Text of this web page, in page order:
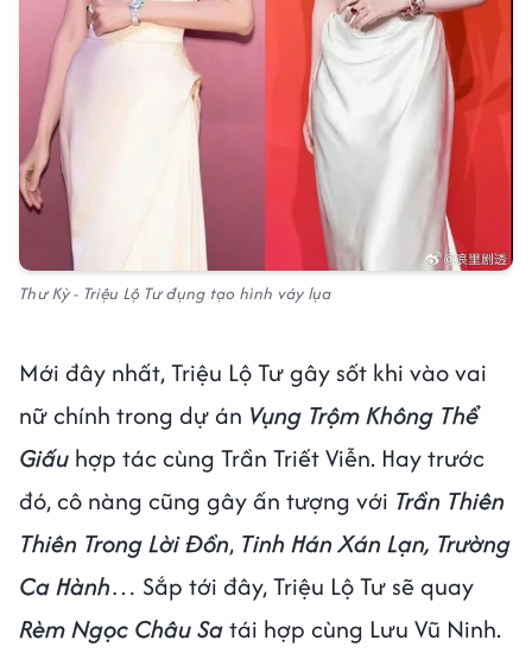
Thư Kỳ - Triệu Lộ Tư đụng tạo hình váy lụa
Mới đây nhất, Triệu Lộ Tư gây sốt khi vào vai
nữ chính trong dự án Vụng Trộm Không Thể
Giấu hợp tác cùng Trần Triết Viễn. Hay trước
đó, cô nàng cũng gây ấn tượng với Trần Thiên
Thiên Trong Lời Đồn, Tinh Hán Xán Lạn, Trường
Ca Hành… Sắp tới đây, Triệu Lộ Tư sẽ quay
Rèm Ngọc Châu Satái hợp cùng Lưu Vũ Ninh.